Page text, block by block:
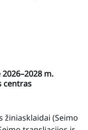
m.
centras
žiniasklaidai (Seimo